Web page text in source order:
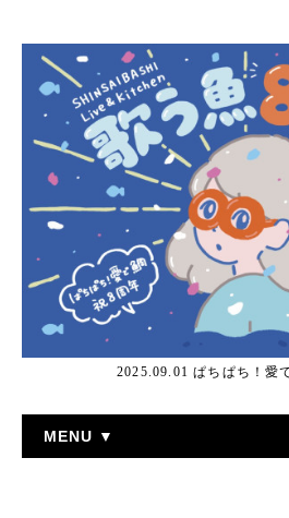
2025.09.01 ぱちぱち！愛
MENU ▼